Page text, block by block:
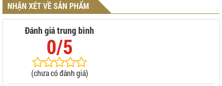
NHẬN XÉT VỀ SẢN PHẨM
Đánh giá trung bình
0/5
(chưa có đánh giá)